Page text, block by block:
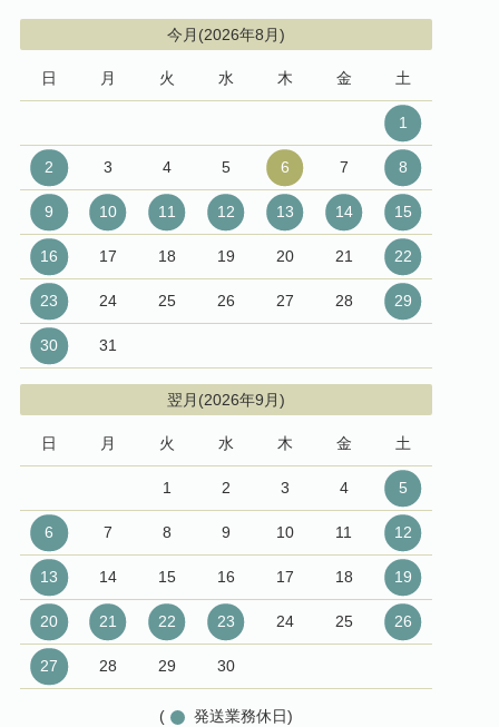
今月(2026年8月)
日 月 火 水 木 金 土
1
2 3 4 5 6 7 8
9 10 11 12 13 14 15
16 17 18 19 20 21 22
23 24 25 26 27 28 29
30 31
翌月(2026年9月)
日 月 火 水 木 金 土
1 2 3 4 5
6 7 8 9 10 11 12
13 14 15 16 17 18 19
20 21 22 23 24 25 26
27 28 29 30
( 発送業務休日)